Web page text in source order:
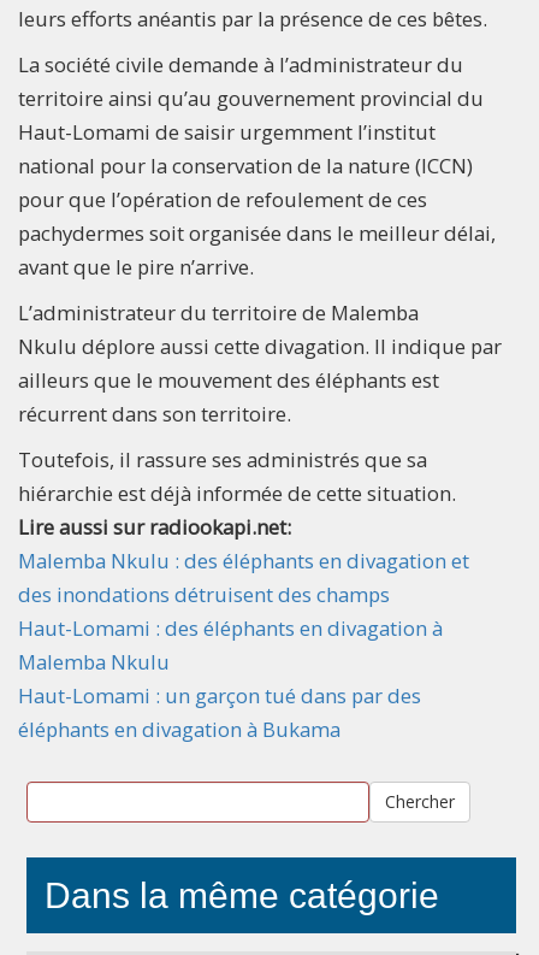
leurs efforts anéantis par la présence de ces bêtes.
La société civile demande à l’administrateur du
territoire ainsi qu’au gouvernement provincial du
Haut-Lomami de saisir urgemment l’institut
national pour la conservation de la nature (ICCN)
pour que l’opération de refoulement de ces
pachydermes soit organisée dans le meilleur délai,
avant que le pire n’arrive.
L’administrateur du territoire de Malemba
Nkulu déplore aussi cette divagation. Il indique par
ailleurs que le mouvement des éléphants est
récurrent dans son territoire.
Toutefois, il rassure ses administrés que sa
hiérarchie est déjà informée de cette situation.
Lire aussi sur radiookapi.net:
Malemba Nkulu : des éléphants en divagation et
des inondations détruisent des champs
Haut-Lomami : des éléphants en divagation à
Malemba Nkulu
Haut-Lomami : un garçon tué dans par des
éléphants en divagation à Bukama
Chercher
Dans la même catégorie